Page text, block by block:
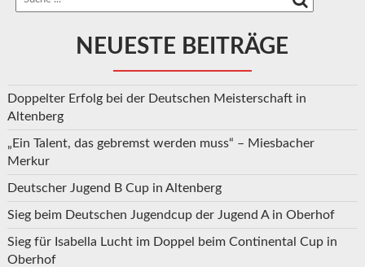
NEUESTE BEITRÄGE
Doppelter Erfolg bei der Deutschen Meisterschaft in
Altenberg
„Ein Talent, das gebremst werden muss“ – Miesbacher
Merkur
Deutscher Jugend B Cup in Altenberg
Sieg beim Deutschen Jugendcup der Jugend A in Oberhof
Sieg für Isabella Lucht im Doppel beim Continental Cup in
Oberhof